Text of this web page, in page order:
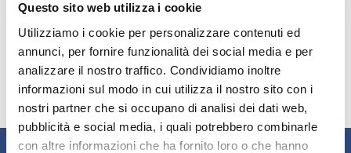
Questo sito web utilizza i cookie
Utilizziamo i cookie per personalizzare contenuti ed
annunci, per fornire funzionalità dei social media e per
analizzare il nostro traffico. Condividiamo inoltre
informazioni sul modo in cui utilizza il nostro sito con i
nostri partner che si occupano di analisi dei dati web,
pubblicità e social media, i quali potrebbero combinarle
con altre informazioni che ha fornito loro o che hanno
9 10 11 12 13
17 18 19 20 21 22 23 24
25 26 27 28 29 30 31 32
33 34 35 36 37 38